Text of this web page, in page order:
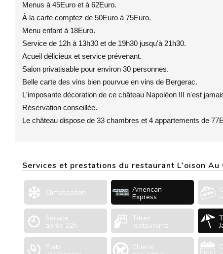
Menus à 45Euro et à 62Euro.
À la carte comptez de 50Euro à 75Euro.
Menu enfant à 18Euro.
Service de 12h à 13h30 et de 19h30 jusqu'à 21h30.
Acueil délicieux et service prévenant.
Salon privatisable pour environ 30 personnes.
Belle carte des vins bien pourvue en vins de Bergerac.
L'imposante décoration de ce château Napoléon III n'est
Réservation conseillée.
Le château dispose de 33 chambres et 4 appartements de
Services et prestations du restaurant L'oison Au
Climatisation American
Express
Service
après 22h
Titres
restaurants
Plats Chiens